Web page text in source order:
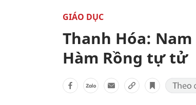
GIÁO DỤC
Thanh Hóa:
Hàm Rồng tự tử